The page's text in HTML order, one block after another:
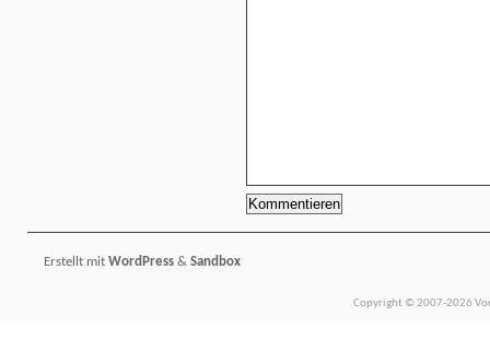
Erstellt mit WordPress & Sandbox
Copyright © 2007-2026